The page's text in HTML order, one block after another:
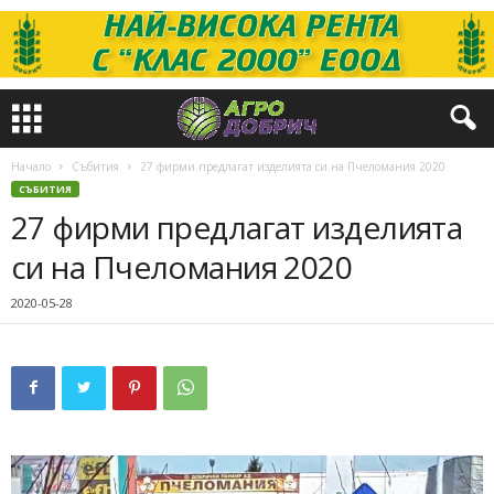
Начало Събития 27 фирми предлагат изделията си на Пчеломания 2020
СЪБИТИЯ
27 фирми предлагат изделията
си на Пчеломания 2020
2020-05-28